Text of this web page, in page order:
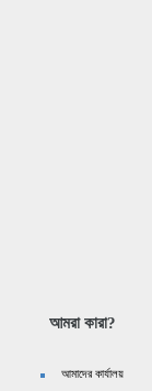
আমরা কারা?
আমাদের কার্যালয়